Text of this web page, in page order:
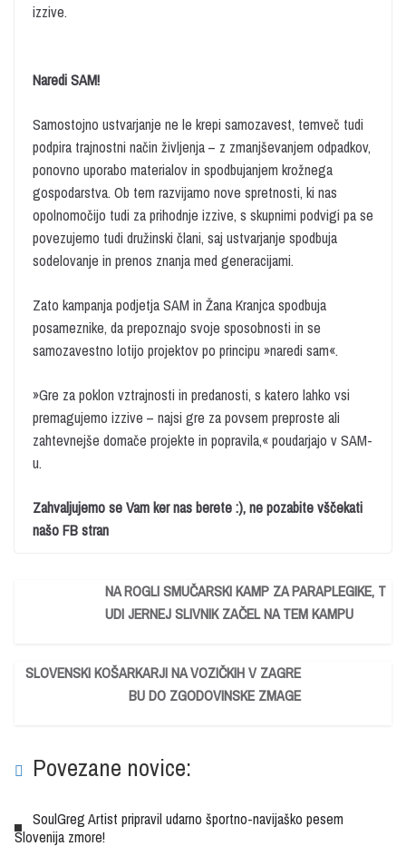
izzive.
Naredi SAM!
Samostojno ustvarjanje ne le krepi samozavest, temveč tudi
podpira trajnostni način življenja – z zmanjševanjem odpadkov,
ponovno uporabo materialov in spodbujanjem krožnega
gospodarstva. Ob tem razvijamo nove spretnosti, ki nas
opolnomočijo tudi za prihodnje izzive, s skupnimi podvigi pa se
povezujemo tudi družinski člani, saj ustvarjanje spodbuja
sodelovanje in prenos znanja med generacijami.
Zato kampanja podjetja SAM in Žana Kranjca spodbuja
posameznike, da prepoznajo svoje sposobnosti in se
samozavestno lotijo projektov po principu »naredi sam«.
»Gre za poklon vztrajnosti in predanosti, s katero lahko vsi
premagujemo izzive – najsi gre za povsem preproste ali
zahtevnejše domače projekte in popravila,« poudarjajo v SAM-
u.
Zahvaljujemo se Vam ker nas berete :), ne pozabite vščekati
našo FB stran
NA ROGLI SMUČARSKI KAMP ZA PARAPLEGIKE, T
UDI JERNEJ SLIVNIK ZAČEL NA TEM KAMPU
SLOVENSKI KOŠARKARJI NA VOZIČKIH V ZAGRE
BU DO ZGODOVINSKE ZMAGE
Povezane novice:
SoulGreg Artist pripravil udarno športno-navijaško pesem
Slovenija zmore!